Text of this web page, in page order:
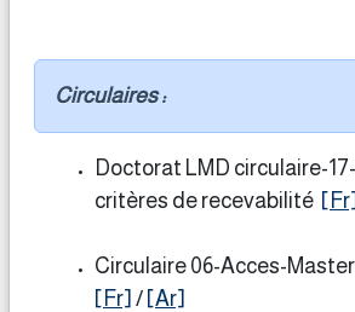
Circulaires :
Doctorat LMD circulaire-
critères de recevabilité [Fr]
Circulaire 06-Acces-Master
[Fr] / [Ar]